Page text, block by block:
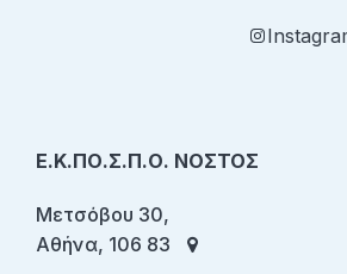
Ε.Κ.ΠΟ.Σ.Π.Ο. ΝΟΣΤΟΣ
Μετσόβου 30,
Αθήνα, 106 83